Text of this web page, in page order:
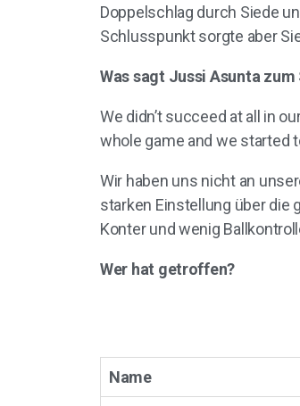
Doppelschlag durch Siede
Schlusspunkt sorgte aber
Was sagt Jussi Asunta zum
We didn’t succeed at all in
whole game and we started
Wir haben uns nicht an
starken Einstellung über die
Konter und wenig
Wer hat getroffen?
Name